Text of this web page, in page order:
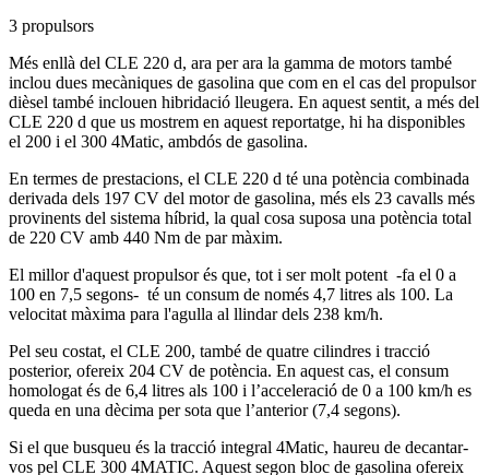
3 propulsors
Més enllà del CLE 220 d, ara per ara la gamma de motors també
inclou dues mecàniques de gasolina que com en el cas del propulsor
dièsel també inclouen hibridació lleugera. En aquest sentit, a més del
CLE 220 d que us mostrem en aquest reportatge, hi ha disponibles
el 200 i el 300 4Matic, ambdós de gasolina.
En termes de prestacions, el CLE 220 d té una potència combinada
derivada dels 197 CV del motor de gasolina, més els 23 cavalls més
provinents del sistema híbrid, la qual cosa suposa una potència total
de 220 CV amb 440 Nm de par màxim.
El millor d'aquest propulsor és que, tot i ser molt potent -fa el 0 a
100 en 7,5 segons- té un consum de només 4,7 litres als 100. La
velocitat màxima para l'agulla al llindar dels 238 km/h.
Pel seu costat, el CLE 200, també de quatre cilindres i tracció
posterior, ofereix 204 CV de potència. En aquest cas, el consum
homologat és de 6,4 litres als 100 i l’acceleració de 0 a 100 km/h es
queda en una dècima per sota que l’anterior (7,4 segons).
Si el que busqueu és la tracció integral 4Matic, haureu de decantar-
vos pel CLE 300 4MATIC. Aquest segon bloc de gasolina ofereix